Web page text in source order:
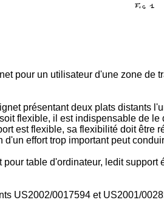
pour un utilisateur d'une zone
présentant deux plats distants
flexible, il est indispensable de
est flexible, sa flexibilité doit être
effort trop important peut
table d'ordinateur, ledit
US2002/0017594 et US2001/